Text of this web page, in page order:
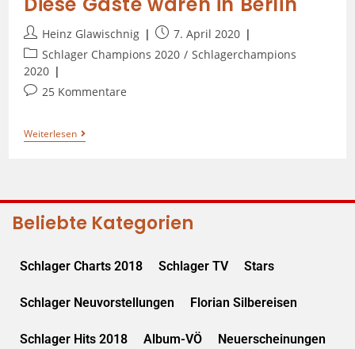
Heinz Glawischnig
7. April 2020
Schlager Champions 2020 / Schlagerchampions
2020
25 Kommentare
Weiterlesen
Beliebte Kategorien
Schlager Charts 2018 Schlager TV Stars
Schlager Neuvorstellungen Florian Silbereisen
Schlager Hits 2018 Album-VÖ Neuerscheinungen